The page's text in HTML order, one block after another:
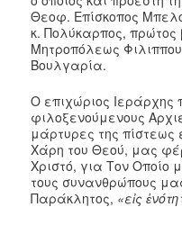
Θεοφ. Επίσκοπος
κ. Πολύκαρπος, πρώτος
Μητροπόλεως
Βουλγαρία.
Ο επιχώριος
φιλοξενούμενους
μάρτυρες της πίστεως
Χάρη του Θεού, μας
Χριστό, για Τον
τους συνανθρώπους
Παράκλητος, «εἰς